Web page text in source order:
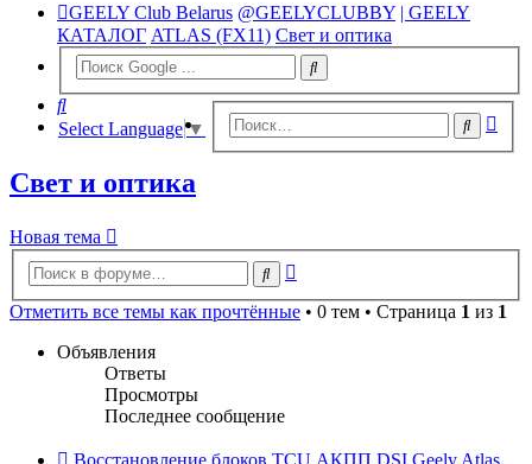
GEELY Club Belarus @GEELYCLUBBY | GEELY
КАТАЛОГ ATLAS (FX11) Свет и оптика
Поиск
Поиск
Select Language▼
Свет и оптика
Новая тема
Поиск
Отметить все темы как прочтённые • 0 тем • Страница 1 из 1
Объявления
Ответы
Просмотры
Последнее сообщение
Восстановление блоков TCU АКПП DSI Geely Atlas,